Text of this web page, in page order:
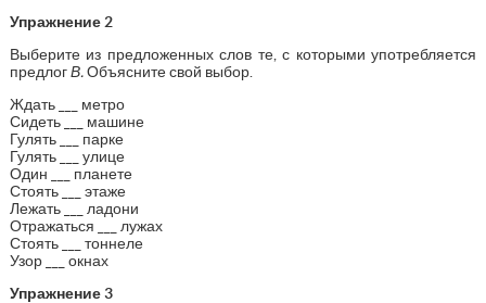
Упражнение 2
Выберите из предложенных слов те, с которыми употребляется
предлогВ.Объясните свой выбор.
Ждать ___ метро
Сидеть ___ машине
Гулять ___ парке
Гулять ___ улице
Один ___ планете
Стоять ___ этаже
Лежать ___ ладони
Отражаться ___ лужах
Стоять ___ тоннеле
Узор ___ окнах
Упражнение 3